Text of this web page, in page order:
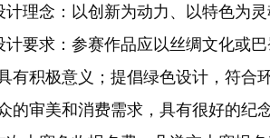
理念：以创新为动力、以特色为灵
要求：参赛作品应以丝绸文化或
有积极意义；提倡绿色设计，符合
的审美和消费需求，具有很好的纪